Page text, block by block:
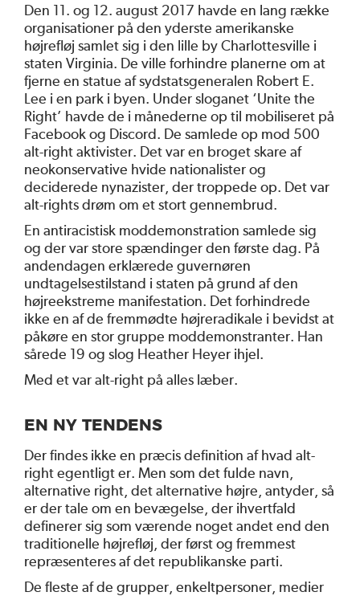
Den 11. og 12. august 2017 havde en lang række
organisationer på den yderste amerikanske
højrefløj samlet sig i den lille by Charlottesville i
staten Virginia. De ville forhindre planerne om at
fjerne en statue af sydstatsgeneralen Robert E.
Lee i en park i byen. Under sloganet ‘Unite the
Right’ havde de i månederne op til mobiliseret på
Facebook og Discord. De samlede op mod 500
alt-right aktivister. Det var en broget skare af
neokonservative hvide nationalister og
deciderede nynazister, der troppede op. Det var
alt-rights drøm om et stort gennembrud.
En antiracistisk moddemonstration samlede sig
og der var store spændinger den første dag. På
andendagen erklærede guvernøren
undtagelsestilstand i staten på grund af den
højreekstreme manifestation. Det forhindrede
ikke en af de fremmødte højreradikale i bevidst at
påkøre en stor gruppe moddemonstranter. Han
sårede 19 og slog Heather Heyer ihjel.
Med et var alt-right på alles læber.
EN NY TENDENS
Der findes ikke en præcis definition af hvad alt-
right egentligt er. Men som det fulde navn,
alternative right, det alternative højre, antyder, så
er der tale om en bevægelse, der ihvertfald
definerer sig som værende noget andet end den
traditionelle højrefløj, der først og fremmest
repræsenteres af det republikanske parti.
De fleste af de grupper, enkeltpersoner, medier